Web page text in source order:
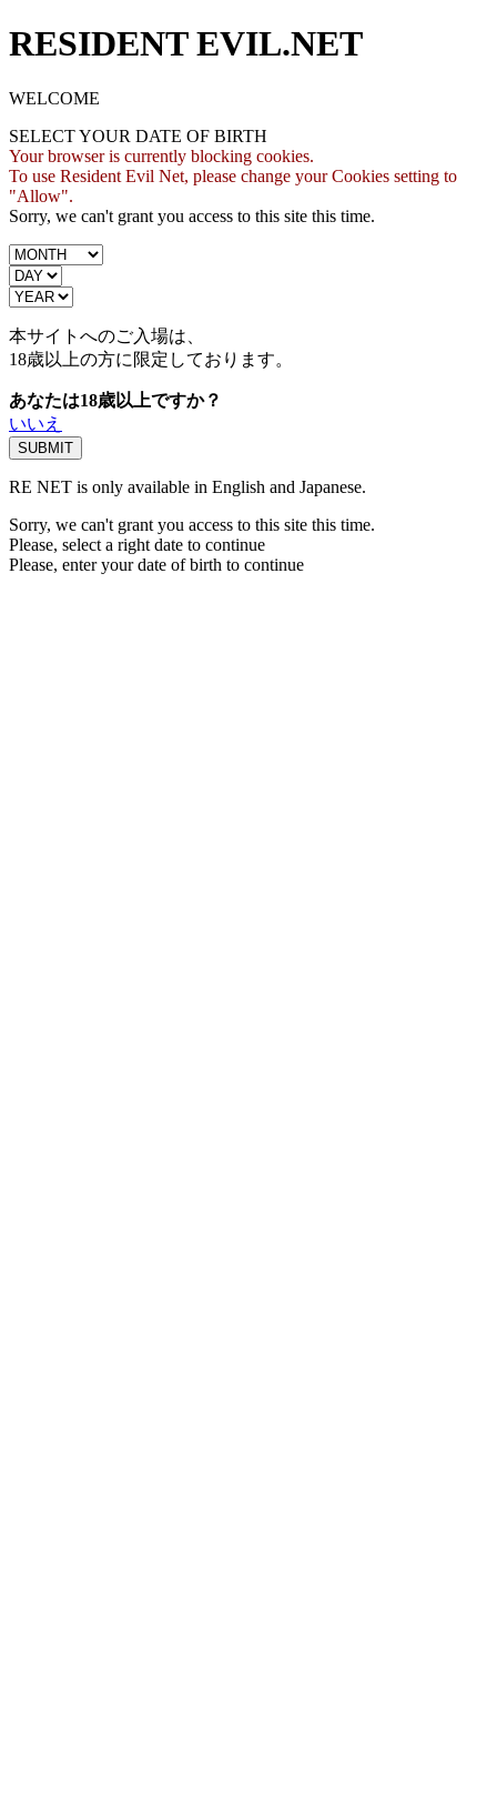
RESIDENT EVIL.NET
WELCOME
SELECT YOUR DATE OF BIRTH
Your browser is currently blocking cookies.
To use Resident Evil Net, please change your Cookies setting to
"Allow".
Sorry, we can't grant you access to this site this time.
本サイトへのご入場は、
18歳以上の方に限定しております。
あなたは18歳以上ですか？
いいえ
RE NET is only available in English and Japanese.
Sorry, we can't grant you access to this site this time.
Please, select a right date to continue
Please, enter your date of birth to continue